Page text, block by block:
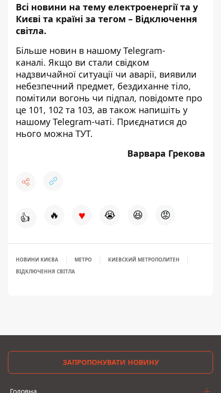
Всі новини на тему електроенергії та у
Києві та країні за тегом – Відключення
світла.
Більше новин в нашому Telegram-
каналі. Якщо ви стали свідком
надзвичайної ситуації чи аварії, виявили
небезпечний предмет, бездиханне тіло,
помітили вогонь чи підпал, повідомте про
це 101, 102 та 103, ав також напишіть у
нашому Telegram-чаті. Приєднатися до
нього можна ТУТ.
Варвара Грекова
👍 🔥 ♥ 😭 😆 😡
НОВИНИ КИЄВА МЕТРО
КИЕВСКИЙ МЕТРОПОЛИТЕН
ВІДКЛЮЧЕННЯ СВІТЛА
ЗАПРОПОНУВАТИ НОВИНУ
Головна